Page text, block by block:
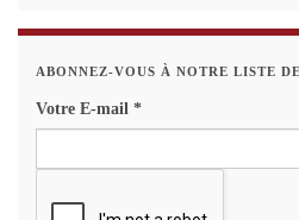
ABONNEZ-VOUS À NOTRE LISTE
Votre E-mail *